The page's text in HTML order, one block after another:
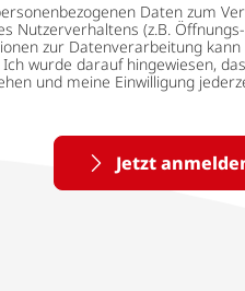
Daten zum
Nutzerverhaltens (z.B.
zur Datenverarbeitung kann
wurde darauf hingewiesen,
und meine Einwilligung
Jetzt